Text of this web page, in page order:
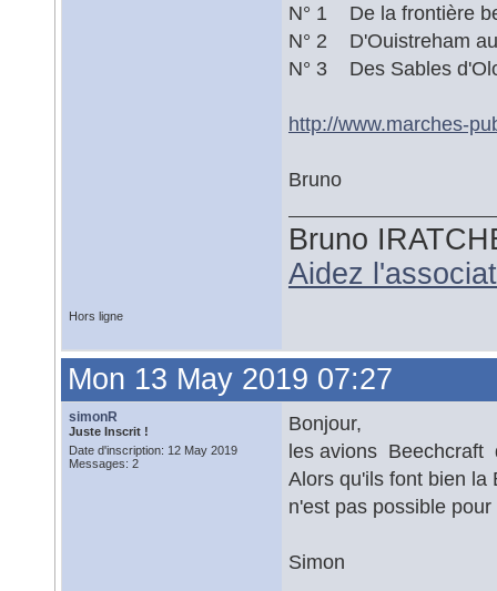
N° 1 De la frontière
N° 2 D'Ouistreham
N° 3 Des Sables
http://www.marches-
Bruno
Bruno
Aidez
Hors ligne
Mon 13 May 2019 07:27
simonR
Juste Inscrit !
Date d'inscription: 12 May 2019
Messages: 2
Bonjour,
les avions Beechcraft
Alors qu'ils font bien la
n'est pas possible
Simon